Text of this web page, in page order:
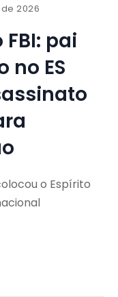
2026
pai
no ES
o Espírito